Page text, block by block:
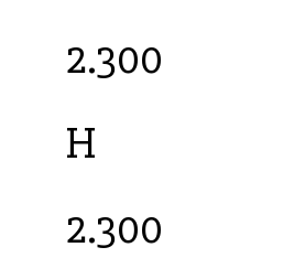
2.300
H
2.300